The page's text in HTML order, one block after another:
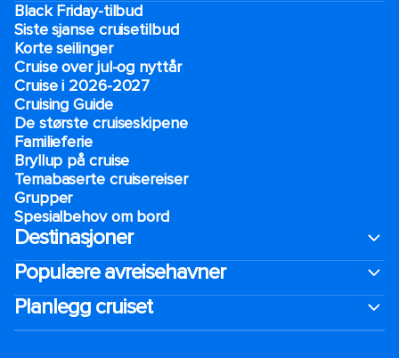
Black Friday-tilbud
Siste sjanse cruisetilbud
Korte seilinger
Cruise over jul-og nyttår
Cruise i 2026-2027
Cruising Guide
De største cruiseskipene
Familieferie
Bryllup på cruise
Temabaserte cruisereiser
Grupper
Spesialbehov om bord
Destinasjoner
Populære avreisehavner
Planlegg cruiset